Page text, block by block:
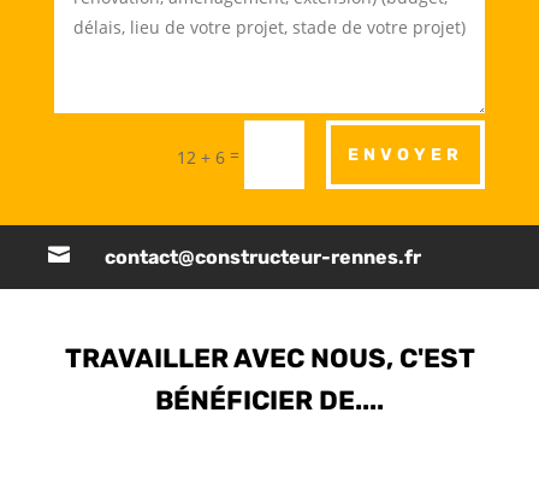
12 + 6 = ENVOYER
 contact@constructeur-rennes.fr
TRAVAILLER AVEC NOUS, C'EST
BÉNÉFICIER DE....